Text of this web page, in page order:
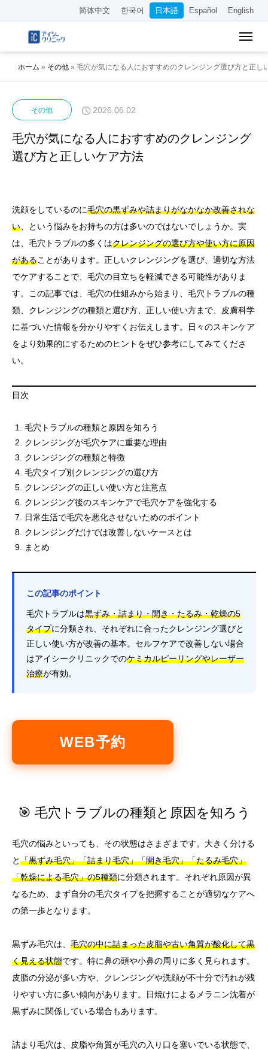
简体中文 한국어 日本語 Español English
ホーム » その他 » 毛穴が気になる人におすすめのクレンジング選び方と正し
その他 2026.06.02
毛穴が気になる人におすすめのクレンジング
選び方と正しいケア方法
洗顔をしているのに毛穴の黒ずみや詰まりがなかなか改善されな
い 、という悩みをお持ちの方は多いのではないでしょうか。実
は、毛穴トラブルの多くはクレンジングの選び方や使い方に原因
があることがあります。正しいクレンジングを選び、適切な方法
でケアすることで、毛穴の目立ちを軽減できる可能性がありま
す。この記事では、毛穴の仕組みから始まり、毛穴トラブルの種
類、クレンジングの種類と選び方、正しい使い方まで、皮膚科学
に基づいた情報を分かりやすくお伝えします。日々のスキンケア
をより効果的にするためのヒントをぜひ参考にしてみてくださ
い。
目次
毛穴トラブルの種類と原因を知ろう
クレンジングが毛穴ケアに重要な理由
クレンジングの種類と特徴
毛穴タイプ別クレンジングの選び方
クレンジングの正しい使い方と注意点
クレンジング後のスキンケアで毛穴ケアを強化する
日常生活で毛穴を悪化させないためのポイント
クレンジングだけでは改善しないケースとは
まとめ
この記事のポイント
毛穴トラブルは黒ずみ・詰まり・開き・たるみ・乾燥の5
タイプに分類され、それぞれに合ったクレンジング選びと
正しい使い方が改善の基本。セルフケアで改善しない場合
はアイシークリニックでのケミカルピーリングやレーザー
治療が有効。
WEB予約
🎯 毛穴トラブルの種類と原因を知ろう
毛穴の悩みといっても、その状態はさまざまです。大きく分ける
と「黒ずみ毛穴」「詰まり毛穴」「開き毛穴」「たるみ毛穴」
「乾燥による毛穴」の5種類に分類されます。それぞれ原因が異
なるため、まず自分の毛穴タイプを把握することが適切なケアへ
の第一歩となります。
黒ずみ毛穴は、 毛穴の中に詰まった皮脂や古い角質が酸化して黒
く見える状態です。特に鼻の頭や小鼻の周りに多く見られます。
皮脂の分泌が多い方や、クレンジングや洗顔が不十分で汚れが残
りやすい方に多い傾向があります。日焼けによるメラニン沈着が
黒ずみに関係している場合もあります。
詰まり毛穴は、皮脂や角質が毛穴の入り口を塞いでいる状態で、